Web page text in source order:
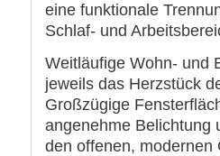
eine funktionale
Schlaf- und
Weitläufige Wohn- und
jeweils das Herzstück
Großzügige
angenehme Belichtung
den offenen, modernen